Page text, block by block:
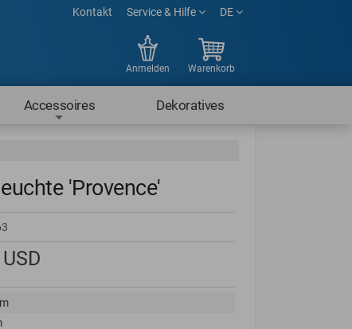
Kontakt Service & Hilfe DE
Anmelden Warenkorb
Accessoires Dekoratives
'Provence'
USD